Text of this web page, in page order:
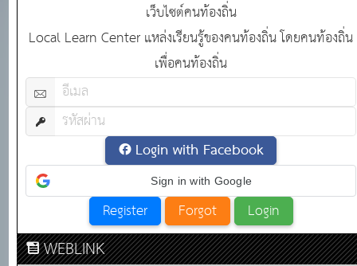
เว็บไซต์คนท้องถิ่น
Local Learn Center แหล่งเรียนรู้ของคนท้องถิ่น โดยคนท้องถิ่น
เพื่อคนท้องถิ่น
Login with Facebook
Sign in with Google
WEBLINK